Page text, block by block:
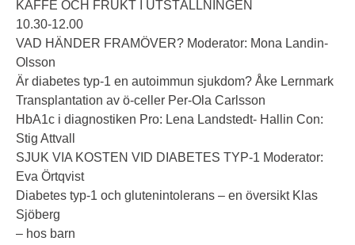
KAFFE OCH FRUKT I UTSTÄLLNINGEN
10.30-12.00
VAD HÄNDER FRAMÖVER? Moderator: Mona Landin-
Olsson
Är diabetes typ-1 en autoimmun sjukdom? Åke Lernmark
Transplantation av ö-celler Per-Ola Carlsson
HbA1c i diagnostiken Pro: Lena Landstedt- Hallin Con:
Stig Attvall
SJUK VIA KOSTEN VID DIABETES TYP-1 Moderator:
Eva Örtqvist
Diabetes typ-1 och glutenintolerans – en översikt Klas
Sjöberg
– hos barn